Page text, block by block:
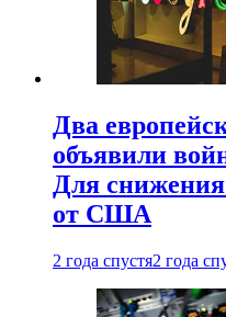
Два
объявили
Для
от США
2 года спустя2 года